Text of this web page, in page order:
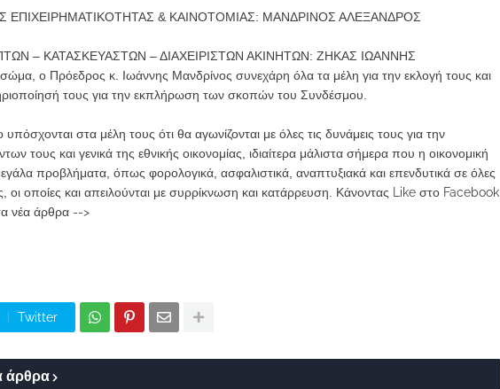
ΕΠΙΧΕΙΡΗΜΑΤΙΚΟΤΗΤΑΣ & ΚΑΙΝΟΤΟΜΙΑΣ: ΜΑΝΔΡΙΝΟΣ ΑΛΕΞΑΝΔΡΟΣ
– ΚΑΤΑΣΚΕΥΑΣΤΩΝ – ΔΙΑΧΕΙΡΙΣΤΩΝ ΑΚΙΝΗΤΩΝ: ΖΗΚΑΣ ΙΩΑΝΝΗΣ
ο Πρόεδρος κ. Ιωάννης Μανδρίνος συνεχάρη όλα τα μέλη για την εκλογή τους και
τους για την εκπλήρωση των σκοπών του Συνδέσμου.
στα μέλη τους ότι θα αγωνίζονται με όλες τις δυνάμεις τους για την
τους και γενικά της εθνικής οικονομίας, ιδιαίτερα μάλιστα σήμερα που η οικονομική
προβλήματα, όπως φορολογικά, ασφαλιστικά, αναπτυξιακά και επενδυτικά σε όλες
οι οποίες και απειλούνται με συρρίκνωση και κατάρρευση. Κάνοντας Like στο Facebook
νέα άρθρα -->
Twitter
άρθρα